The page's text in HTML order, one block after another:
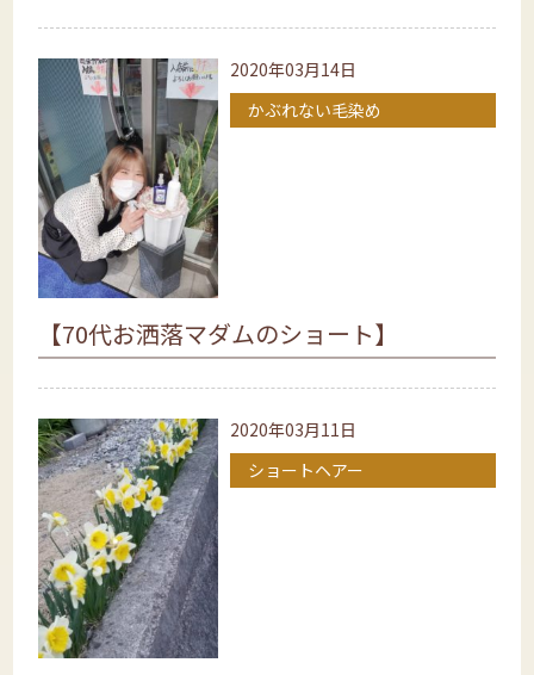
2020年03月14日
かぶれない毛染め
【70代お洒落マダムのショート】
2020年03月11日
ショートヘアー